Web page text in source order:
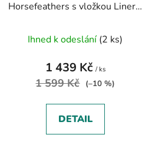
Horsefeathers s vložkou Liner -
Ihned k odeslání (2 ks)
1 439 Kč / ks
1 599 Kč (–10 %)
DETAIL